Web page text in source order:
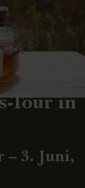
Tour in
– 3. Juni,